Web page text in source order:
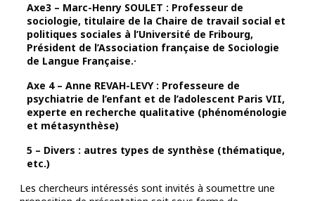
Axe3 – Marc-Henry SOULET : Professeur de
sociologie, titulaire de la Chaire de travail social et
politiques sociales à l’Université de Fribourg,
Président de l’Association française de Sociologie
de Langue Française.·
Axe 4 – Anne REVAH-LEVY : Professeure de
psychiatrie de l’enfant et de l’adolescent Paris VII,
experte en recherche qualitative (phénoménologie
et métasynthèse)
5 – Divers : autres types de synthèse (thématique,
etc.)
Les chercheurs intéressés sont invités à soumettre une